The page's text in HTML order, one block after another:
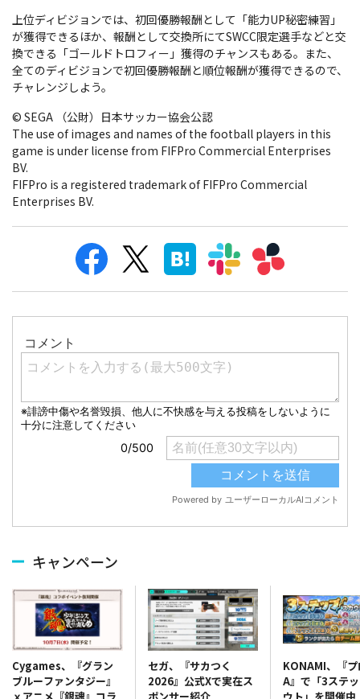
上位ディビジョンでは、初回優勝報酬として「能力UP秘密練習」
が獲得できるほか、報酬として交換所にてSWCC限定選手などと交
換できる「ゴールドトロフィー」獲得のチャンスもある。また、
全てのディビジョンで初回優勝報酬と順位報酬が獲得できるので、
チャレンジしよう。
© SEGA （公財）日本サッカー協会公認
The use of images and names of the football players in this
game is under license from FIFPro Commercial Enterprises
BV.
FIFPro is a registered trademark of FIFPro Commercial
Enterprises BV.
キャンペーン
Cygames、『グラン
ブルーファンタジー』
セガ、『サカつく
2026』公式Xで実在ス
ポンサー紹介
KONAMI、『
A』で「3ステ
ウト」を開催中